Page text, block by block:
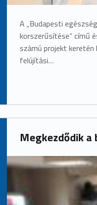
A „Budapesti
korszerűsítése” című
számú projekt
felújítási…
Megkezdődik